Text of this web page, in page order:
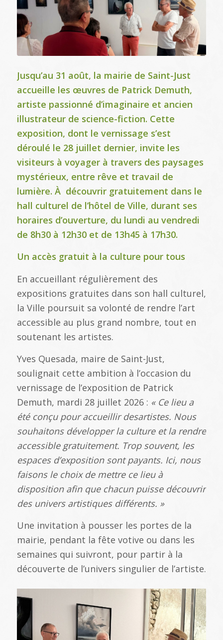
Jusqu’au 31 août, la mairie de Saint-Just
accueille les œuvres de Patrick Demuth,
artiste passionné d’imaginaire et ancien
illustrateur de science-fiction. Cette
exposition, dont le vernissage s’est
déroulé le 28 juillet dernier, invite les
visiteurs à voyager à travers des paysages
mystérieux, entre rêve et travail de
lumière. À découvrir gratuitement dans le
hall culturel de l’hôtel de Ville, durant ses
horaires d’ouverture, du lundi au vendredi
de 8h30 à 12h30 et de 13h45 à 17h30.
Un accès gratuit à la culture pour tous
En accueillant régulièrement des
expositions gratuites dans son hall culturel,
la Ville poursuit sa volonté de rendre l’art
accessible au plus grand nombre, tout en
soutenant les artistes.
Yves Quesada, maire de Saint-Just,
soulignait cette ambition à l’occasion du
vernissage de l’exposition de Patrick
Demuth, mardi 28 juillet 2026 : « Ce lieu a
été conçu pour accueillir desartistes. Nous
souhaitons développer la culture et la rendre
accessible gratuitement. Trop souvent, les
espaces d’exposition sont payants. Ici, nous
faisons le choix de mettre ce lieu à
disposition afin que chacun puisse découvrir
des univers artistiques différents. »
Une invitation à pousser les portes de la
mairie, pendant la fête votive ou dans les
semaines qui suivront, pour partir à la
découverte de l’univers singulier de l’artiste.